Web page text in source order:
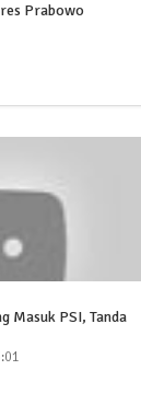
Prabowo
Masuk PSI, Tanda